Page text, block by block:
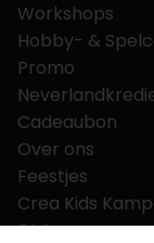
Workshops
Hobby- &
Promo
Cadeaubon
Over ons
Feestjes
Crea Kids
FAQ